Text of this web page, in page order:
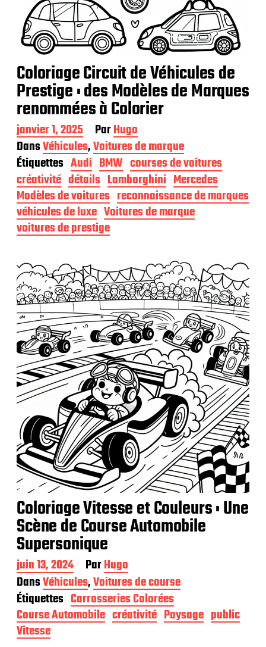
Coloriage Circuit de Véhicules de
Prestige : des Modèles de Marques
renommées à Colorier
D
a
t
e
d
e
p
u
b
l
c
a
t
i
o
n
janvier 1, 2025 ParHugo
DansVéhicules,Voitures de marque
Étiquettes Audi BMW courses de voitures
créativité détails Lamborghini Mercedes
Modèles de voitures reconnaissance de marques
véhicules de luxe Voitures de marque
voitures de prestige
Coloriage Vitesse et Couleurs : Une
Scène de Course Automobile
Supersonique
D
a
t
e
d
e
p
juin 13, 2024 ParHugo
DansVéhicules,Voitures de course
Étiquettes Carrosseries Colorées
Course Automobile créativité Paysage public
Vitesse